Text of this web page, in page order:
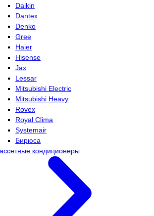
Daikin
Dantex
Denko
Gree
Haier
Hisense
Jax
Lessar
Mitsubishi Electric
Mitsubishi Heavy
Rovex
Royal Clima
Systemair
Бирюса
кондиционеры